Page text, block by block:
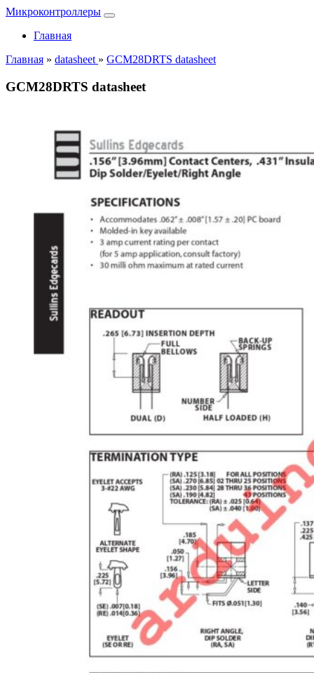
Микроконтроллеры
Главная
Главная » datasheet » GCM28DRTS datasheet
GCM28DRTS datasheet